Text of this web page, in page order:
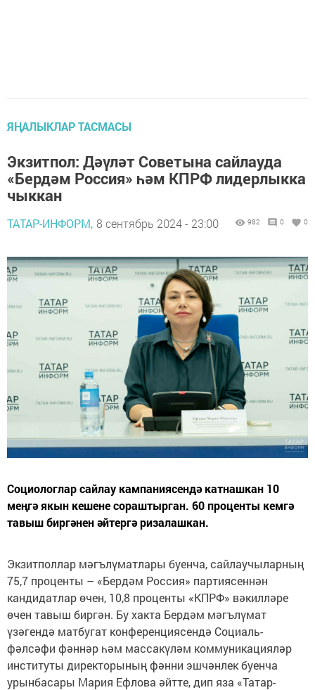
ЯҢАЛЫКЛАР ТАСМАСЫ
Экзитпол: Дәүләт Советына сайлауда
«Бердәм Россия» һәм КПРФ лидерлыкка
чыккан
ТАТАР-ИНФОРМ, 8 сентябрь 2024 - 23:00 982 0 0
Социологлар сайлау кампаниясендә катнашкан 10
меңгә якын кешене сораштырган. 60 проценты кемгә
тавыш биргәнен әйтергә ризалашкан.
Экзитполлар мәгълүматлары буенча, сайлаучыларның
75,7 проценты – «Бердәм Россия» партиясеннән
кандидатлар өчен, 10,8 проценты «КПРФ» вәкилләре
өчен тавыш биргән. Бу хакта Бердәм мәгълүмат
үзәгендә матбугат конференциясендә Социаль-
фәлсәфи фәннәр һәм массакүләм коммуникацияләр
институты директорының фәнни эшчәнлек буенча
урынбасары Мария Ефлова әйтте, дип яза «Татар-